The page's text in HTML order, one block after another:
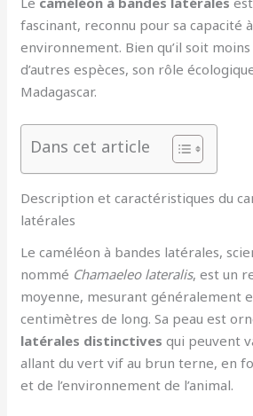
fascinant, reconnu pour sa capacité
environnement. Bien qu’il soit
d’autres espèces, son rôle
Madagascar.
Dans cet article
Description et caractéristiques du
latérales
Le caméléon à bandes latérales,
nommé Chamaeleo lateralis, est un
moyenne, mesurant généralement
centimètres de long. Sa peau est
latérales distinctives qui peuvent
allant du vert vif au brun terne, en
et de l’environnement de l’animal.